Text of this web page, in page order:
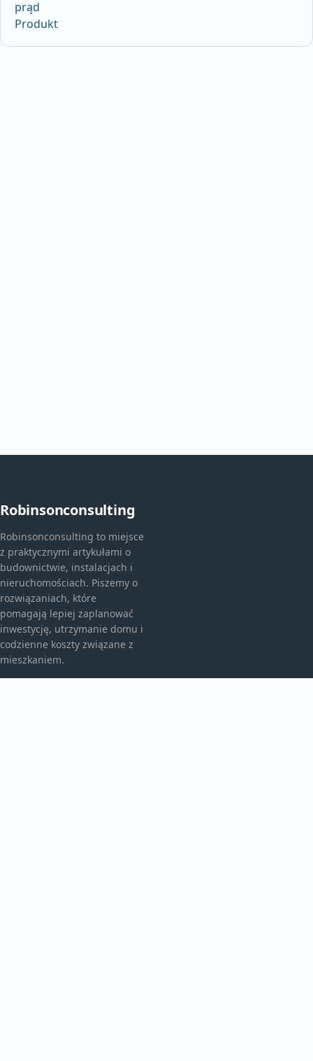
prąd
Produkt
Robinsonconsulting
Robinsonconsulting to miejsce
z praktycznymi artykułami o
budownictwie, instalacjach i
nieruchomościach. Piszemy o
rozwiązaniach, które
pomagają lepiej zaplanować
inwestycję, utrzymanie domu i
codzienne koszty związane z
mieszkaniem.